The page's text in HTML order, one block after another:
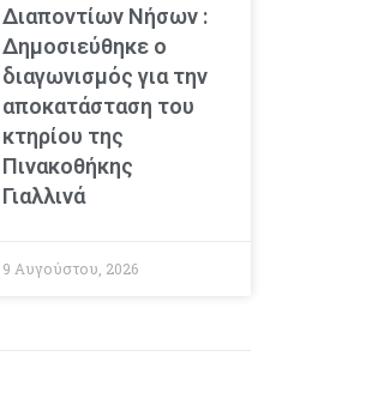
Διαποντίων Νήσων :
Δημοσιεύθηκε ο
διαγωνισμός για την
αποκατάσταση του
κτηρίου της
Πινακοθήκης
Γιαλλινά
9 Αυγούστου, 2026